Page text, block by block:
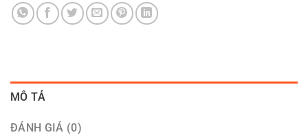
MÔ TẢ
ĐÁNH GIÁ (0)